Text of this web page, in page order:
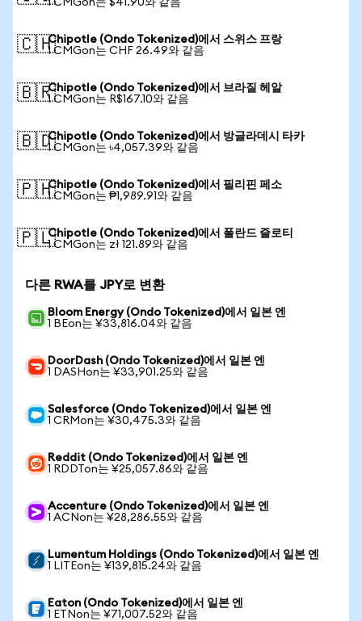
1 CMGon는 $41.90와 같음
🇨🇭Chipotle (Ondo Tokenized)에서 스위스 프랑
1 CMGon는 CHF 26.49와 같음
🇧🇷Chipotle (Ondo Tokenized)에서 브라질 헤알
1 CMGon는 R$167.10와 같음
🇧🇩Chipotle (Ondo Tokenized)에서 방글라데시 타카
1 CMGon는 ৳4,057.39와 같음
🇵🇭Chipotle (Ondo Tokenized)에서 필리핀 페소
1 CMGon는 ₱1,989.91와 같음
🇵🇱Chipotle (Ondo Tokenized)에서 폴란드 즐로티
1 CMGon는 zł 121.89와 같음
다른 RWA를 JPY로 변환
Bloom Energy (Ondo Tokenized)에서 일본 엔
1 BEon는 ¥33,816.04와 같음
DoorDash (Ondo Tokenized)에서 일본 엔
1 DASHon는 ¥33,901.25와 같음
Salesforce (Ondo Tokenized)에서 일본 엔
1 CRMon는 ¥30,475.3와 같음
Reddit (Ondo Tokenized)에서 일본 엔
1 RDDTon는 ¥25,057.86와 같음
Accenture (Ondo Tokenized)에서 일본 엔
1 ACNon는 ¥28,286.55와 같음
Lumentum Holdings (Ondo Tokenized)에서 일본 엔
1 LITEon는 ¥139,815.24와 같음
Eaton (Ondo Tokenized)에서 일본 엔
1 ETNon는 ¥71,007.52와 같음